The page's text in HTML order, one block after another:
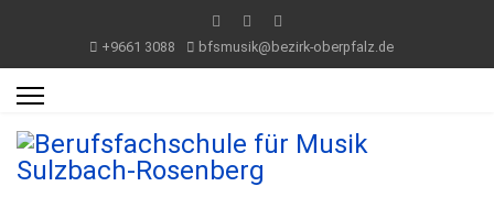
+9661 3088 bfsmusik@bezirk-oberpfalz.de